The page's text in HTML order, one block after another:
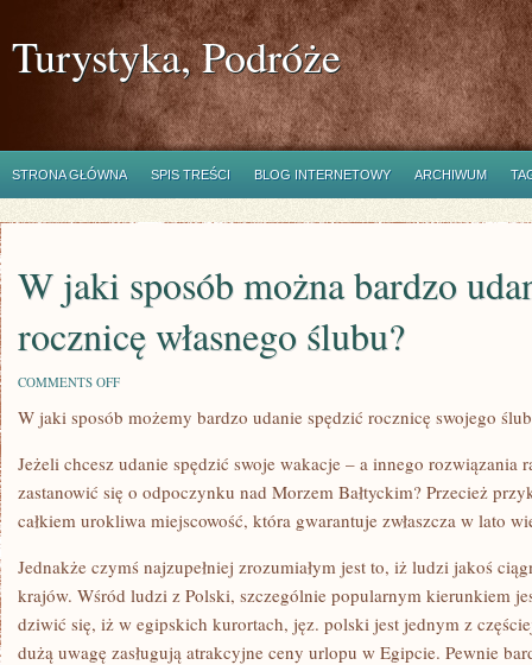
Turystyka, Podróże
STRONA GŁÓWNA SPIS TREŚCI BLOG INTERNETOWY ARCHIWUM
W jaki sposób można bardzo
rocznicę własnego ślubu?
COMMENTS OFFON
JAKI
BARDZO
UDANIE
SPĘDZIĆ
ROCZNICĘ
ŚLUBU?
W jaki sposób możemy bardzo udanie spędzić rocznicę swojego
Jeżeli chcesz udanie spędzić swoje wakacje – a innego rozwiązania
zastanowić się o odpoczynku nad Morzem Bałtyckim? Przecież
całkiem urokliwa miejscowość, która gwarantuje zwłaszcza w lato
Jednakże czymś najzupełniej zrozumiałym jest to, iż ludzi jakoś
krajów. Wśród ludzi z Polski, szczególnie popularnym kierunkiem
dziwić się, iż w egipskich kurortach, jęz. polski jest jednym z
dużą uwagę zasługują atrakcyjne ceny urlopu w Egipcie. Pewnie